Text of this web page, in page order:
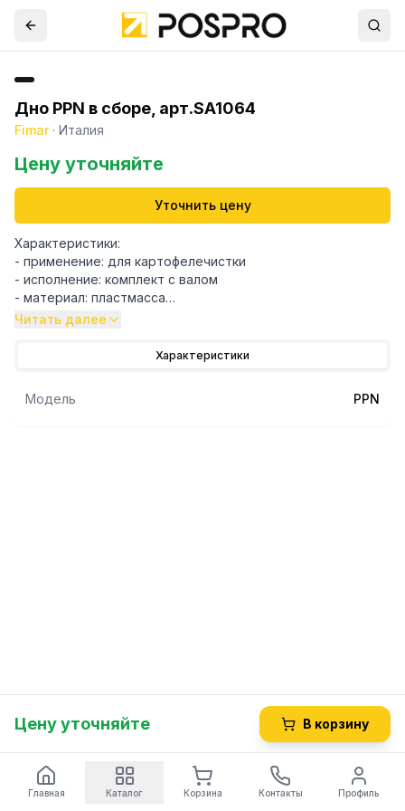
Дно PPN в сборе, арт.SA1064
Fimar· Италия
Цену уточняйте
Уточнить цену
Характеристики:
- применение: для картофелечистки
- исполнение: комплект с валом
- материал: пластмасса
- диаметр: 400 мм.
Альтернативные коды:SA1064 - FIMAR, 696539 - GEV,
LCF5, LCN10, LCN10M, LCN18M, LCN5, PPF10, PPF10M,
Читать далее
Характеристики
Модель PPN
Цену уточняйте В корзину
Главная Каталог Корзина Контакты Профиль